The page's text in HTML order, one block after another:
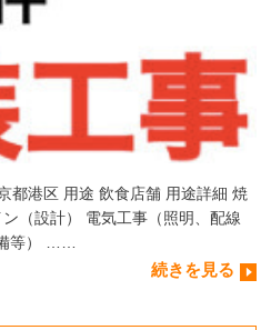
都港区 用途 飲食店舗 用途詳細 焼
（設計） 電気工事（照明、配線
等） ……
続きを見る